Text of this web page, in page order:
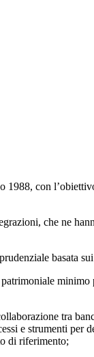
1988, con
che ne
basata
tra
e strumenti
di riferimento;